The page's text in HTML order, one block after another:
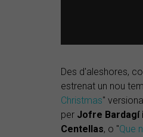
Des d'aleshores,
estrenat un nou
Christmas"
per Jofre Bardagí
Centellas, o "Que